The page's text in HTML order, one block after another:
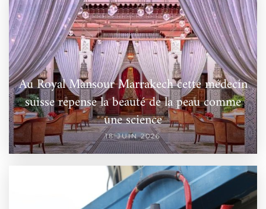
Au Royal Mansour Marrakech cette médecin
suisse repense la beauté de la peau comme
une science
18 JUIN 2026